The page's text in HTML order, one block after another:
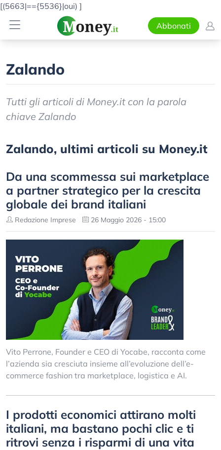
[(5663|=={5536}|oui) ]
Abbonati
Zalando
Tutti gli articoli di Money.it con la parola
chiave Zalando
Zalando, ultimi articoli su Money.it
Da una scommessa sui marketplace
a partner strategico per la crescita
globale dei brand italiani
Redazione Imprese 26 Maggio 2026 - 15:00
Vito Perrone, Founder e CEO di Yocabe, racconta come
l’azienda sia cresciuta insieme all’evoluzione dell’e-
commerce fashion tra marketplace, logistica e AI.
I prodotti economici attirano molti
italiani, ma bastano pochi clic e ti
ritrovi senza i risparmi di una vita